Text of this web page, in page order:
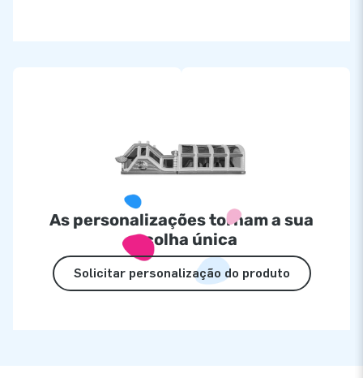
As personalizações tornam a sua
escolha única
Solicitar personalização do produto